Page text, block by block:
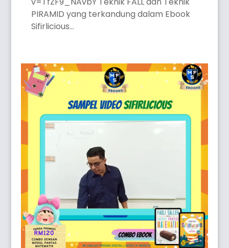
PIRAMID yang terkandung dalam Ebook
Sifirlicious...